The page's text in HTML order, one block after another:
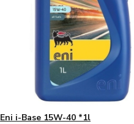
Eni i-Base 15W-40 *1l